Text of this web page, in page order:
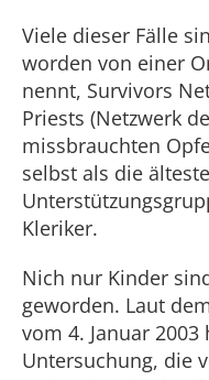
Viele dieser Fälle
worden von einer
nennt, Survivors
Priests (Netzwerk
missbrauchten
selbst als die
Kleriker.
Nich nur Kinder
geworden. Laut
vom 4. Januar
Untersuchung, die